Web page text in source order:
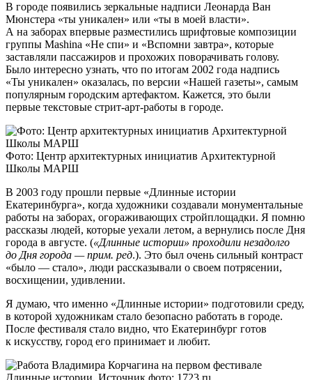
В городе появились зеркальные надписи Леонарда Ван
Мюнстера «ты уникален» или «ты в моей власти».
А на заборах впервые разместились шрифтовые композиции
группы Mashina «Не спи» и «Вспомни завтра», которые
заставляли пассажиров и прохожих поворачивать голову.
Было интересно узнать, что по итогам 2002 года надпись
«Ты уникален» оказалась, по версии «Нашей газеты», самым
популярным городским артефактом. Кажется, это были
первые текстовые стрит-арт-работы в городе.
Фото: Центр архитектурных инициатив Архитектурной
Школы МАРШ
В 2003 году прошли первые «Длинные истории
Екатеринбурга», когда художники создавали монументальные
работы на заборах, огораживающих стройплощадки. Я помню
рассказы людей, которые уехали летом, а вернулись после Дня
города в августе. («Длинные истории» проходили незадолго
до Дня города — прим. ред.). Это был очень сильный контраст
«было — стало», люди рассказывали о своем потрясении,
восхищении, удивлении.
Я думаю, что именно «Длинные истории» подготовили среду,
в которой художникам стало безопасно работать в городе.
После фестиваля стало видно, что Екатеринбург готов
к искусству, город его принимает и любит.